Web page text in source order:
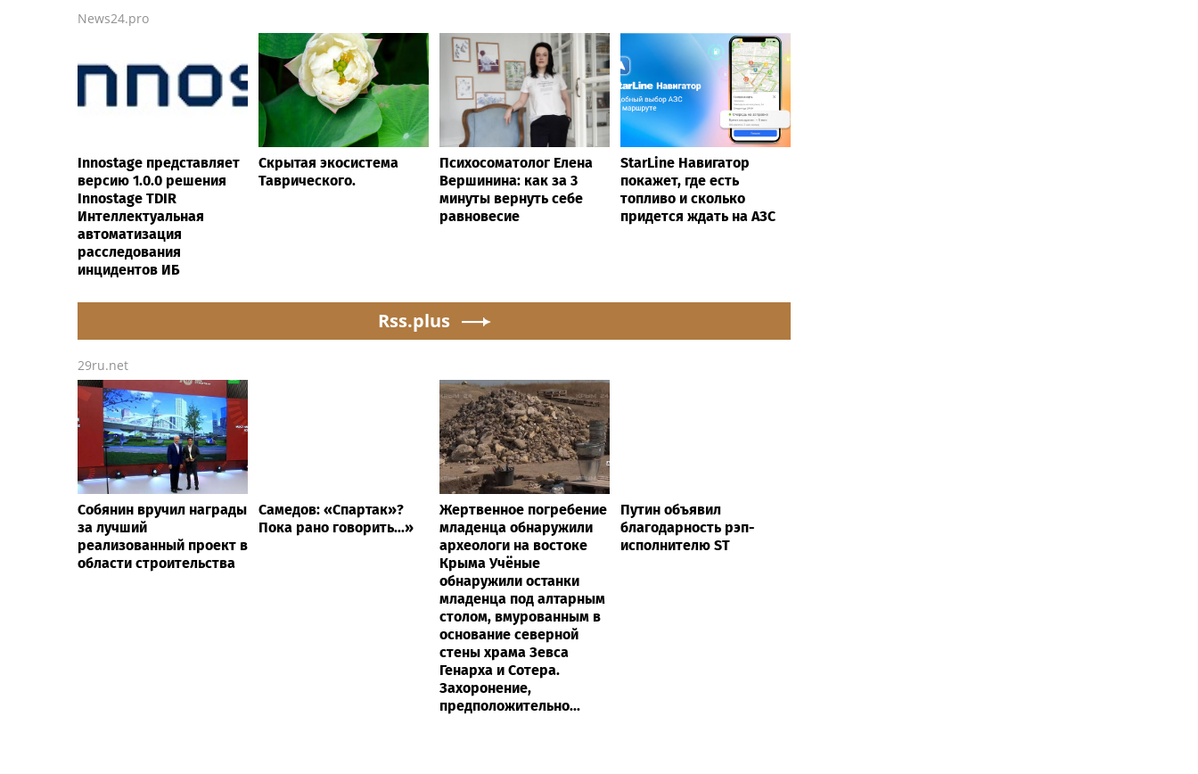
News24.pro
Innostage представляет
версию 1.0.0 решения
Innostage TDIR
Интеллектуальная
автоматизация
расследования
инцидентов ИБ
Скрытая экосистема
Таврического.
Психосоматолог Елена
Вершинина: как за 3
минуты вернуть себе
равновесие
StarLine Навигатор
покажет, где есть
топливо и сколько
придется ждать на АЗС
Rss.plus
29ru.net
Собянин вручил награды
за лучший
реализованный проект в
области строительства
Самедов: «Спартак»?
Пока рано говорить...»
Жертвенное погребение
младенца обнаружили
археологи на востоке
Крыма Учёные
обнаружили останки
младенца под алтарным
столом, вмурованным в
основание северной
стены храма Зевса
Генарха и Сотера.
Захоронение,
предположительно...
Путин объявил
благодарность рэп-
исполнителю ST